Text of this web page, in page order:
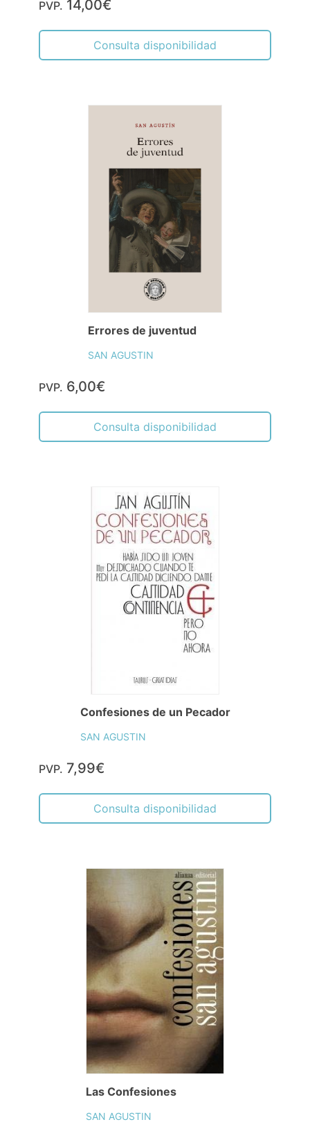
PVP. 14,00€
Consulta disponibilidad
Errores de juventud
SAN AGUSTIN
PVP. 6,00€
Consulta disponibilidad
Confesiones de un Pecador
SAN AGUSTIN
PVP. 7,99€
Consulta disponibilidad
Las Confesiones
SAN AGUSTIN